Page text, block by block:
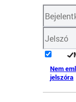
Nem
jelszóra